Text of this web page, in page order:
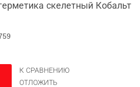
скелетный Кобальт
К СРАВНЕНИЮ
ОТЛОЖИТЬ